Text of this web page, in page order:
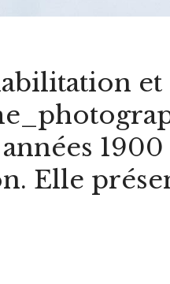
Elle